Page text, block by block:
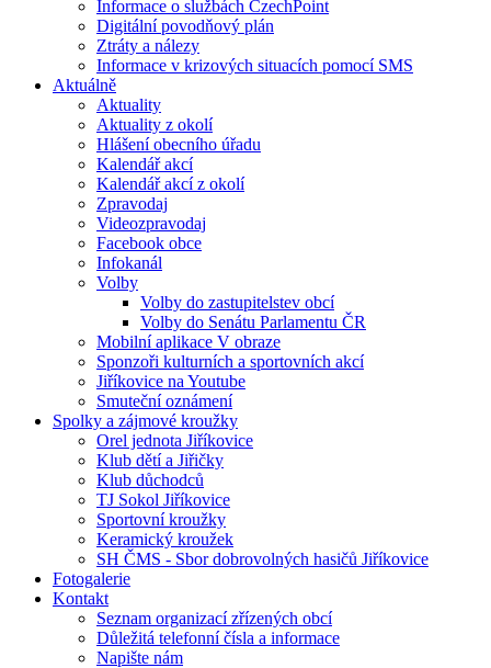
Informace o službách CzechPoint
Digitální povodňový plán
Ztráty a nálezy
Informace v krizových situacích pomocí SMS
Aktuálně
Aktuality
Aktuality z okolí
Hlášení obecního úřadu
Kalendář akcí
Kalendář akcí z okolí
Zpravodaj
Videozpravodaj
Facebook obce
Infokanál
Volby
Volby do zastupitelstev obcí
Volby do Senátu Parlamentu ČR
Mobilní aplikace V obraze
Sponzoři kulturních a sportovních akcí
Jiříkovice na Youtube
Smuteční oznámení
Spolky a zájmové kroužky
Orel jednota Jiříkovice
Klub dětí a Jiřičky
Klub důchodců
TJ Sokol Jiříkovice
Sportovní kroužky
Keramický kroužek
SH ČMS - Sbor dobrovolných hasičů Jiříkovice
Fotogalerie
Kontakt
Seznam organizací zřízených obcí
Důležitá telefonní čísla a informace
Napište nám